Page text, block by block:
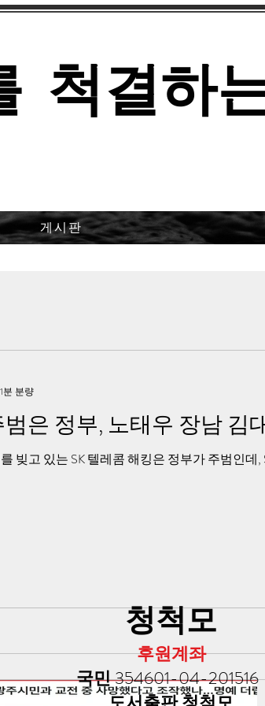
척결하
게시판
은 정부, 노태우 장남 김
빚고 있는 SK 텔레콤 해킹은 정부가 주범인데
1분 분량
​청척모
​후원계좌
국민354601-04-